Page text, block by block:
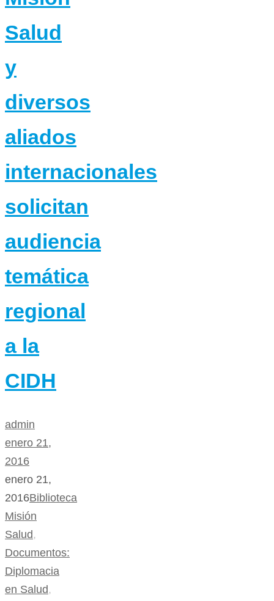
Salud
y
diversos
aliados
internacionales
solicitan
audiencia
temática
regional
a la
CIDH
admin
enero 21,
2016
enero 21,
2016Biblioteca
Misión
Salud ,
Documentos:
Diplomacia
en Salud ,